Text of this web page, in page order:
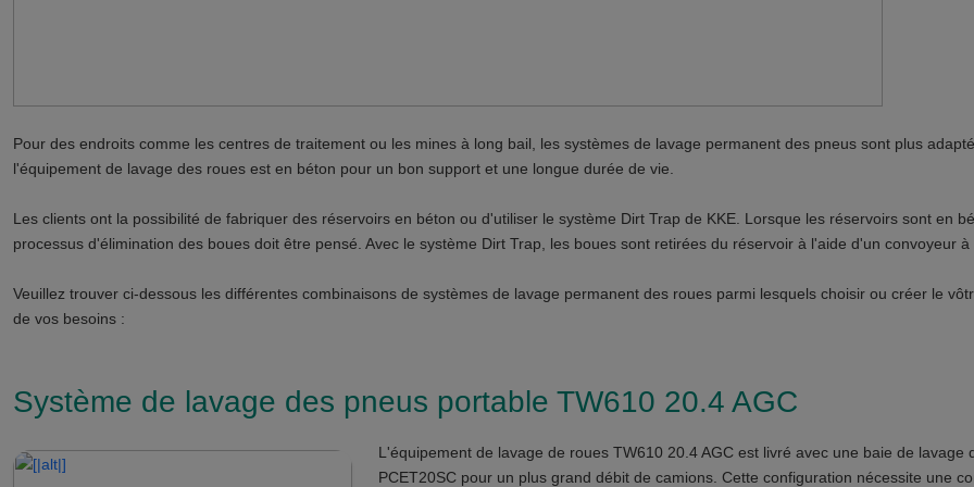
Pour des endroits comme les centres de traitement ou les mines à long bail, les systèmes de lavage permanent des pneus sont plus
l'équipement de lavage des roues est en béton pour un bon support et une longue durée de vie.
Les clients ont la possibilité de fabriquer des réservoirs en béton ou d'utiliser le système Dirt Trap de KKE. Lorsque les réservoirs sont en
processus d'élimination des boues doit être pensé. Avec le système Dirt Trap, les boues sont retirées du réservoir à l'aide d'un convoyeur à
Veuillez trouver ci-dessous les différentes combinaisons de systèmes de lavage permanent des roues parmi lesquels choisir ou créer le
de vos besoins :
Système de lavage des pneus portable TW610 20.4 AGC
L'équipement de lavage de roues TW610 20.4 AGC est livré avec une baie de lavage
PCET20SC pour un plus grand débit de camions. Cette configuration nécessite une